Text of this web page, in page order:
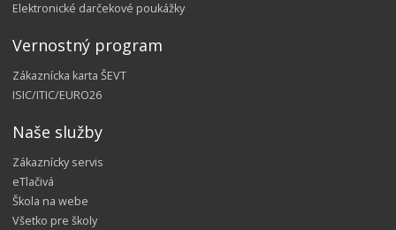
Elektronické darčekové poukážky
Vernostný program
Zákaznícka karta ŠEVT
ISIC/ITIC/EURO26
Naše služby
Zákaznícky servis
eTlačivá
Škola na webe
Všetko pre školy